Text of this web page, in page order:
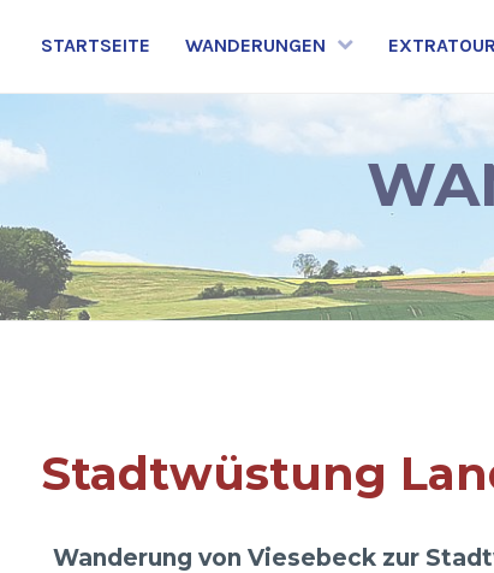
STARTSEITE WANDERUNGEN
Stadtwüstung
Wanderung von Viesebeck zur